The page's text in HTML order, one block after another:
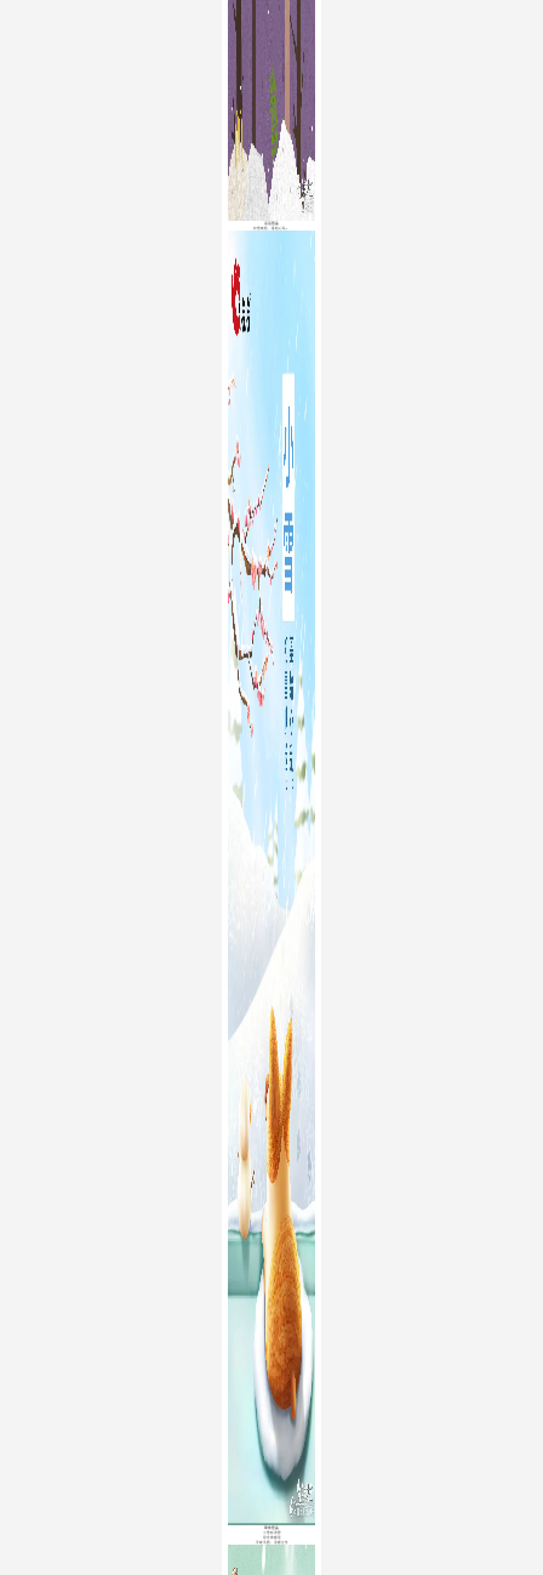
洽洽食品
初雪映睑，基始心乱。
思念食品
小雪有清寒
思念携暖意
寻味汤圆，温暖过冬